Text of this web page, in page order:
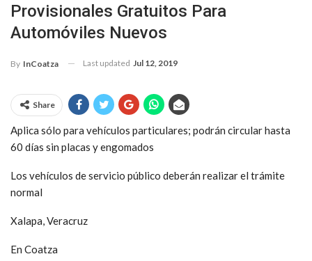
Provisionales Gratuitos Para
Automóviles Nuevos
By InCoatza Last updated Jul 12, 2019
Share
Aplica sólo para vehículos particulares; podrán circular hasta
60 días sin placas y engomados
Los vehículos de servicio público deberán realizar el trámite
normal
Xalapa, Veracruz
En Coatza